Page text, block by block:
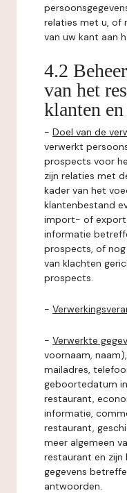
relaties met u, of
van uw kant aan
4.2
van het
klanten
- Doel van de
verwerkt
prospects voor
zijn relaties met
kader van het
klantenbestand
import- of
informatie
prospects, of
van klachten
prospects.
-
- Verwerkte
voornaam,
mailadres,
geboortedatum
restaurant,
informatie,
restaurant,
meer algemeen
restaurant en
gegevens
antwoorden.